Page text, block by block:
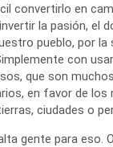
convertirlo en
la pasión, el
pueblo, por la
con
que son
en favor de los
ciudades o
gente para eso.